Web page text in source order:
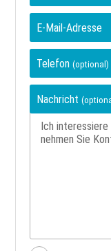
E-Mail-Adresse
Telefon(optional)
Nachricht